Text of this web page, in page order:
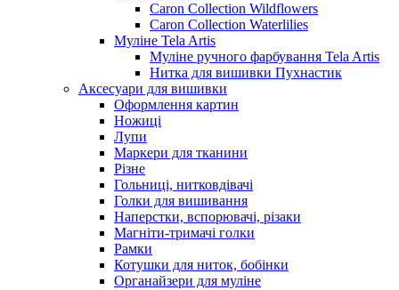
Caron Collection Wildflowers
Caron Collection Waterlilies
Муліне Tela Artis
Муліне ручного фарбування Tela Artis
Нитка для вишивки Пухнастик
Аксесуари для вишивки
Оформлення картин
Ножиці
Лупи
Маркери для тканини
Різне
Гольниці, нитковдівачі
Голки для вишивання
Наперстки, вспорювачі, різаки
Магніти-тримачі голки
Рамки
Котушки для ниток, бобінки
Органайзери для муліне